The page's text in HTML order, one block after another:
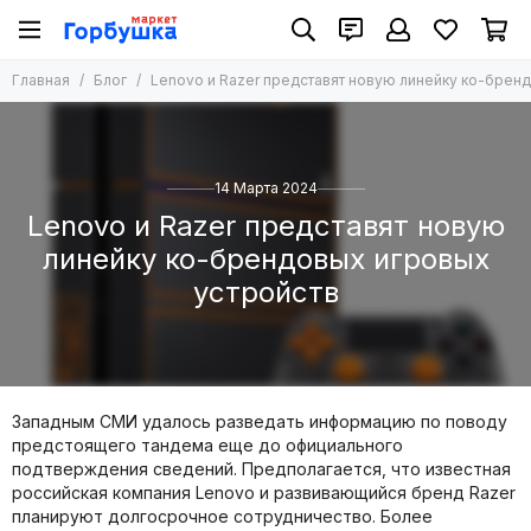
Главная Блог Lenovo и Razer представят новую линейку ко-
14 Марта 2024
Lenovo и Razer представят новую
линейку ко-брендовых игровых
устройств
Западным СМИ удалось разведать информацию по поводу
предстоящего тандема еще до официального
подтверждения сведений. Предполагается, что известная
российская компания Lenovo и развивающийся бренд Razer
планируют долгосрочное сотрудничество. Более